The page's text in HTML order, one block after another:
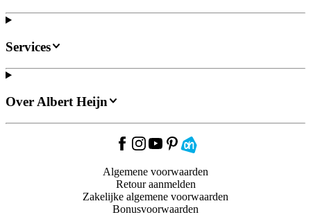
Services
Over Albert Heijn
Algemene voorwaarden
Retour aanmelden
Zakelijke algemene voorwaarden
Bonusvoorwaarden